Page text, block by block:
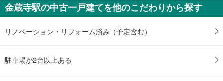
金蔵寺駅の中古一戸建てを他のこだわりから探す
リノベーション・リフォーム済み（予定含む）
駐車場が2台以上ある